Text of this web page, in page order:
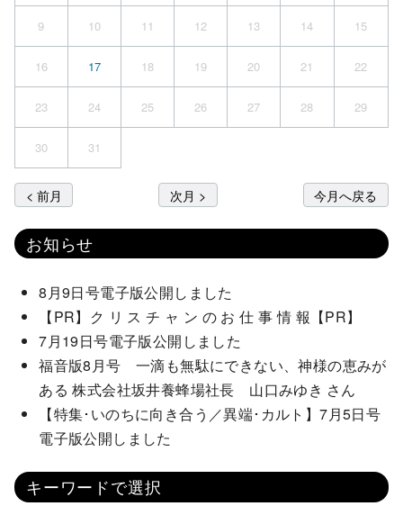
9 10 11 12 13 14 15
16 17 18 19 20 21 22
23 24 25 26 27 28 29
30 31
< 前月 次月 > 今月へ戻る
お知らせ
8月9日号電子版公開しました
【PR】ク リ ス チ ャ ン の お 仕 事 情 報【PR】
7月19日号電子版公開しました
福音版8月号 一滴も無駄にできない、神様の恵みが
ある 株式会社坂井養蜂場社長 山口みゆき さん
【特集･いのちに向き合う／異端･カルト】7月5日号
電子版公開しました
キーワードで選択